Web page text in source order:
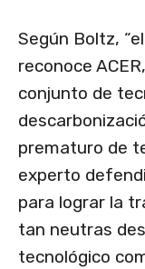
Según Boltz,
reconoce
conjunto de
prematuro de
experto
para lograr la
tan neutras
tecnológico